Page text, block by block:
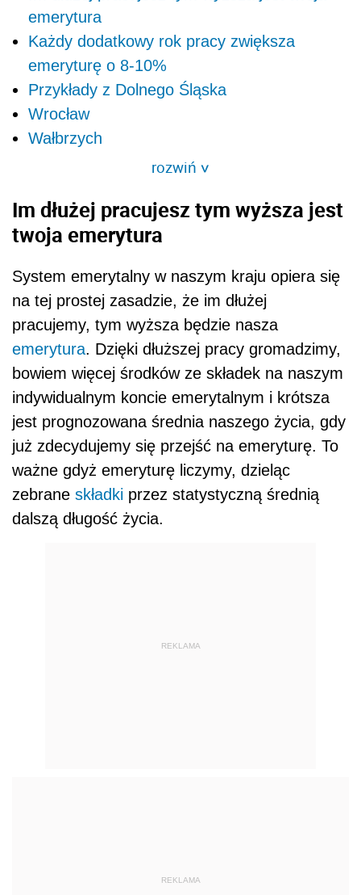
emerytura
Każdy dodatkowy rok pracy zwiększa
emeryturę o 8-10%
Przykłady z Dolnego Śląska
Wrocław
Wałbrzych
rozwiń>
Im dłużej pracujesz tym wyższa jest
twoja emerytura
System emerytalny w naszym kraju opiera się
na tej prostej zasadzie, że im dłużej
pracujemy, tym wyższa będzie nasza
emerytura. Dzięki dłuższej pracy gromadzimy,
bowiem więcej środków ze składek na naszym
indywidualnym koncie emerytalnym i krótsza
jest prognozowana średnia naszego życia, gdy
już zdecydujemy się przejść na emeryturę. To
ważne gdyż emeryturę liczymy, dzieląc
zebrane składki przez statystyczną średnią
dalszą długość życia.
REKLAMA
REKLAMA